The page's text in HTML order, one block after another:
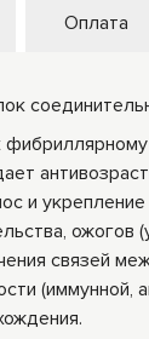
Оплата
и
связей
(иммунной,